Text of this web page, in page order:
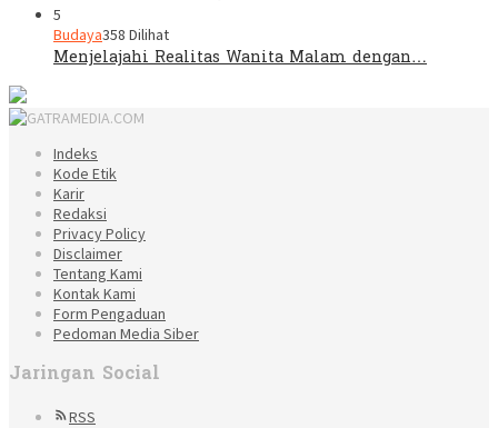
5
Budaya358 Dilihat
Menjelajahi Realitas Wanita Malam dengan…
Indeks
Kode Etik
Karir
Redaksi
Privacy Policy
Disclaimer
Tentang Kami
Kontak Kami
Form Pengaduan
Pedoman Media Siber
Jaringan Social
RSS